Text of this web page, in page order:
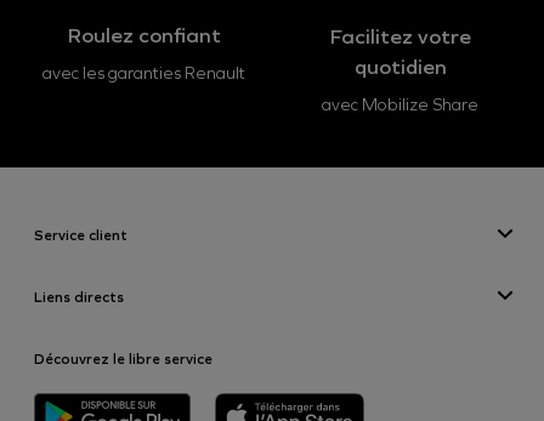
Roulez confiant
avec les garanties Renault
Facilitez votre
quotidien
avec Mobilize Share
Service client
Liens directs
Réserver un véhicule
Découvrez le libre service